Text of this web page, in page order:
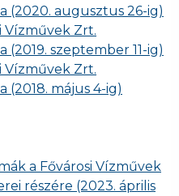
(2020. augusztus 26-ig)
Vízművek Zrt.
(2019. szeptember 11-ig)
Vízművek Zrt.
(2018. május 4-ig)
a Fővárosi Vízművek
részére (2023. április